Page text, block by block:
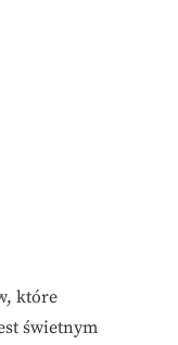
które
świetnym